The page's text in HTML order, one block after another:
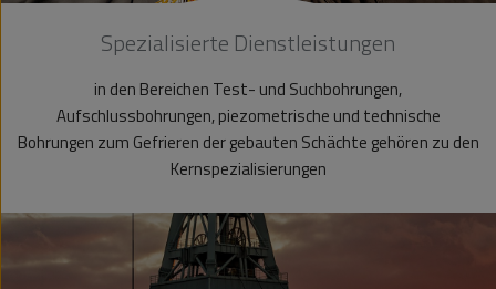
Spezialisierte Dienstleistungen
in den Bereichen Test- und Suchbohrungen,
Aufschlussbohrungen, piezometrische und technische
Bohrungen zum Gefrieren der gebauten Schächte gehören zu den
Kernspezialisierungen